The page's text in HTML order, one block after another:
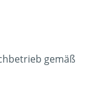
gemäß